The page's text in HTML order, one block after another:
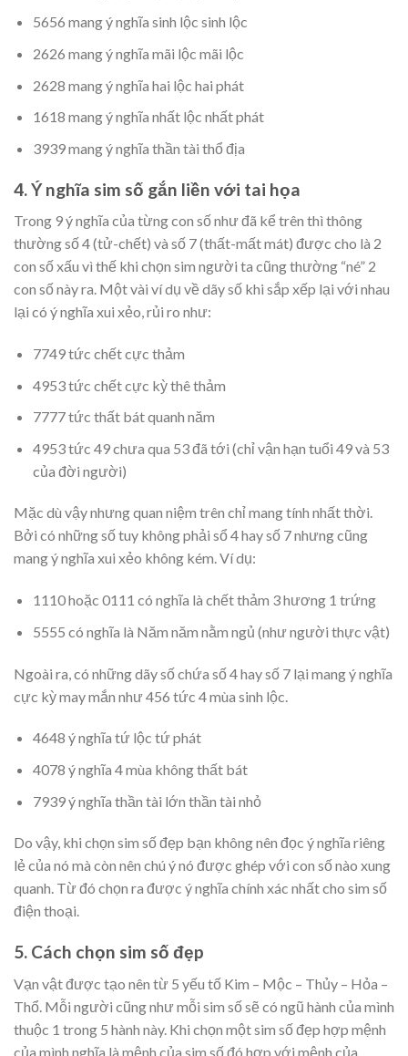
5656 mang ý nghĩa sinh lộc sinh lộc
2626 mang ý nghĩa mãi lộc mãi lộc
2628 mang ý nghĩa hai lộc hai phát
1618 mang ý nghĩa nhất lộc nhất phát
3939 mang ý nghĩa thần tài thổ địa
4. Ý nghĩa sim số gắn liền với tai họa
Trong 9 ý nghĩa của từng con số như đã kể trên thì thông
thường số 4 (tử-chết) và số 7 (thất-mất mát) được cho là 2
con số xấu vì thế khi chọn sim người ta cũng thường “né” 2
con số này ra. Một vài ví dụ về dãy số khi sắp xếp lại với nhau
lại có ý nghĩa xui xẻo, rủi ro như:
7749 tức chết cực thảm
4953 tức chết cực kỳ thê thảm
7777 tức thất bát quanh năm
4953 tức 49 chưa qua 53 đã tới (chỉ vận hạn tuổi 49 và 53
của đời người)
Mặc dù vậy nhưng quan niệm trên chỉ mang tính nhất thời.
Bởi có những số tuy không phải sổ 4 hay số 7 nhưng cũng
mang ý nghĩa xui xẻo không kém. Ví dụ:
1110 hoặc 0111 có nghĩa là chết thảm 3 hương 1 trứng
5555 có nghĩa là Năm năm nằm ngủ (như người thực vật)
Ngoài ra, có những dãy số chứa số 4 hay số 7 lại mang ý nghĩa
cực kỳ may mắn như 456 tức 4 mùa sinh lộc.
4648 ý nghĩa tứ lộc tứ phát
4078 ý nghĩa 4 mùa không thất bát
7939 ý nghĩa thần tài lớn thần tài nhỏ
Do vậy, khi chọn sim số đẹp bạn không nên đọc ý nghĩa riêng
lẻ của nó mà còn nên chú ý nó được ghép với con số nào xung
quanh. Từ đó chọn ra được ý nghĩa chính xác nhất cho sim số
điện thoại.
5. Cách chọn sim số đẹp
Vạn vật được tạo nên từ 5 yếu tố Kim – Mộc – Thủy – Hỏa –
Thổ. Mỗi người cũng như mỗi sim số sẽ có ngũ hành của mình
thuộc 1 trong 5 hành này. Khi chọn một sim số đẹp hợp mệnh
của mình nghĩa là mệnh của sim số đó hợp với mệnh của